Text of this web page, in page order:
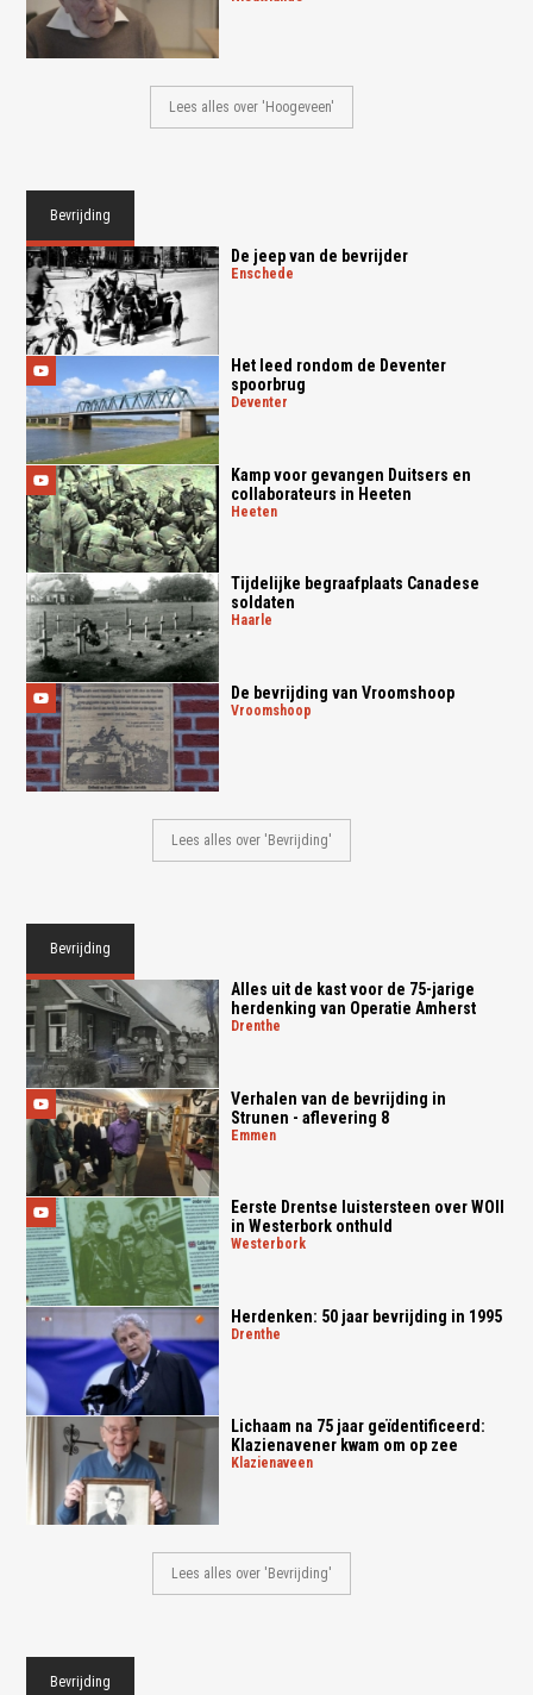
Lees alles over 'Hoogeveen'
Bevrijding
De jeep van de bevrijder
enschede
Het leed rondom de Deventer
spoorbrug
deventer
Kamp voor gevangen Duitsers en
collaborateurs in Heeten
heeten
Tijdelijke begraafplaats Canadese
soldaten
haarle
De bevrijding van Vroomshoop
vroomshoop
Lees alles over 'Bevrijding'
Bevrijding
Alles uit de kast voor de 75-jarige
herdenking van Operatie Amherst
drenthe
Verhalen van de bevrijding in
Strunen - aflevering 8
emmen
Eerste Drentse luistersteen over WOII
in Westerbork onthuld
westerbork
Herdenken: 50 jaar bevrijding in 1995
drenthe
Lichaam na 75 jaar geïdentificeerd:
Klazienavener kwam om op zee
klazienaveen
Lees alles over 'Bevrijding'
Bevrijding